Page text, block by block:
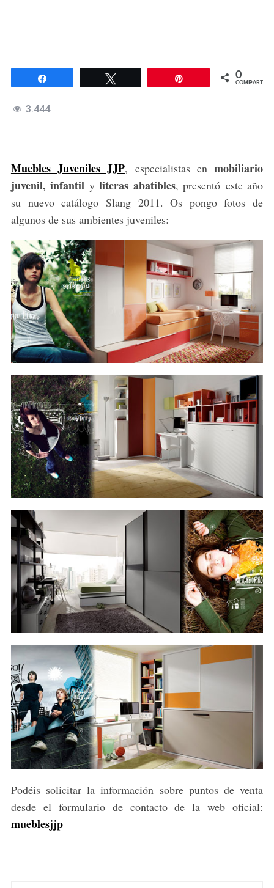
0
COMPARTIR
3.444
Muebles Juveniles JJP, especialistas enmobiliario
juvenil, infantil yliteras abatibles, presentó este año
su nuevo catálogo Slang 2011. Os pongo fotos de
algunos de sus ambientes juveniles:
Podéis solicitar la información sobre puntos de venta
desde el formulario de contacto de la web oficial:
mueblesjjp